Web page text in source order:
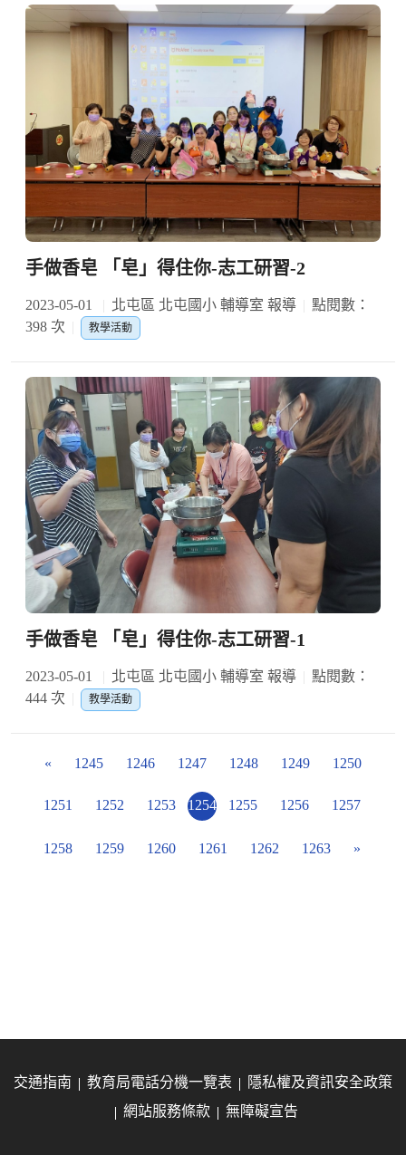
手做香皂 「皂」得住你-志工研習-2
2023-05-01 北屯區 北屯國小 輔導室 報導
點閱數：
398 次
教學活動
手做香皂 「皂」得住你-志工研習-1
2023-05-01 北屯區 北屯國小 輔導室 報導
點閱數：
444 次
教學活動
« 1245 1246 1247 1248 1249 1250
1251 1252 1253 1254 1255 1256 1257
1258 1259 1260 1261 1262 1263 »
交通指南 教育局電話分機一覽表
隱私權及資訊安全政策
網站服務條款
無障礙宣告